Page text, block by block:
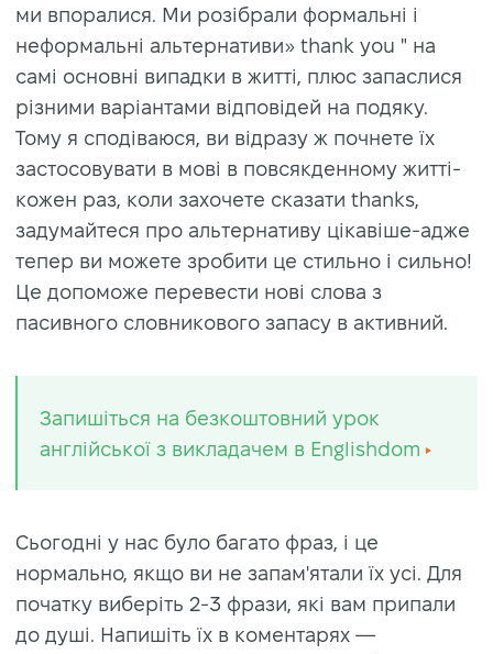
ми впоралися. Ми розібрали формальні і
неформальні альтернативи» thank you " на
самі основні випадки в житті, плюс запаслися
різними варіантами відповідей на подяку.
Тому я сподіваюся, ви відразу ж почнете їх
застосовувати в мові в повсякденному житті-
кожен раз, коли захочете сказати thanks,
задумайтеся про альтернативу цікавіше-адже
тепер ви можете зробити це стильно і сильно!
Це допоможе перевести нові слова з
пасивного словникового запасу в активний.
Запишіться на безкоштовний урок
англійської з викладачем в Englishdom
Сьогодні у нас було багато фраз, і це
нормально, якщо ви не запам'ятали їх усі. Для
початку виберіть 2-3 фрази, які вам припали
до душі. Напишіть їх в коментарях —